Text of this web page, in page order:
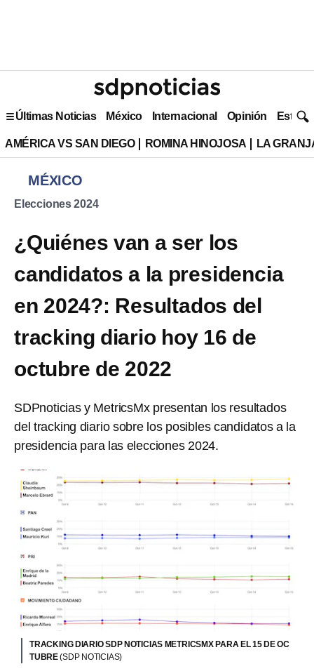
Últimas Noticias México Internacional Opinión Estilo
AMÉRICA VS SAN DIEGO ROMINA HINOJOSA LA
MÉXICO
Elecciones 2024
¿Quiénes van a ser los
candidatos a la presidencia
en 2024?: Resultados del
tracking diario hoy 16 de
octubre de 2022
SDPnoticias y MetricsMx presentan los resultados
del tracking diario sobre los posibles candidatos a la
presidencia para las elecciones 2024.
TRACKING DIARIO SDP NOTICIAS METRICSMX PARA EL 15 DE OC
TUBRE(SDP NOTICIAS)